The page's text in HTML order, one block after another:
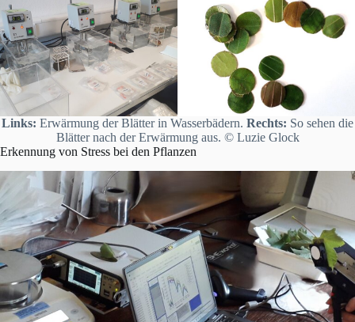
Links: Erwärmung der Blätter in Wasserbädern. Rechts: So sehen die
Blätter nach der Erwärmung aus. © Luzie Glock
Erkennung von Stress bei den Pflanzen